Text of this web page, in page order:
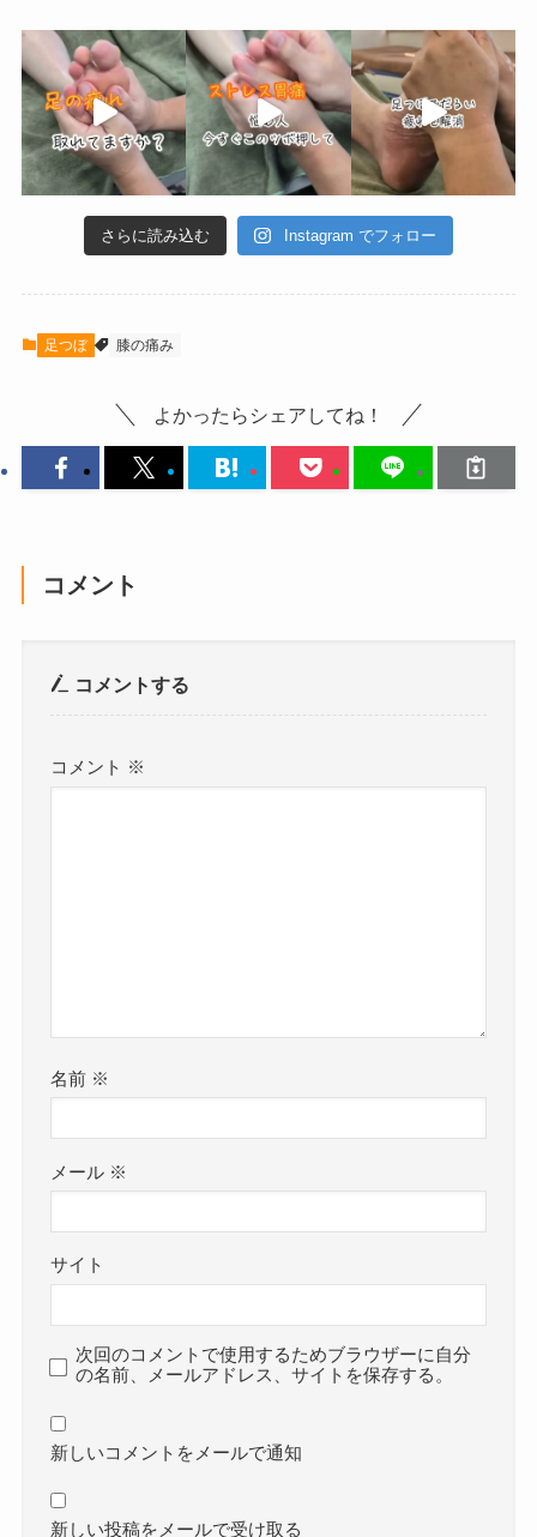
さらに読み込む Instagram でフォロー
足つぼ 膝の痛み
よかったらシェアしてね！
コメント
コメントする
コメント ※
名前 ※
メール ※
サイト
次回のコメントで使用するためブラウザーに自分
の名前、メールアドレス、サイトを保存する。
新しいコメントをメールで通知
新しい投稿をメールで受け取る